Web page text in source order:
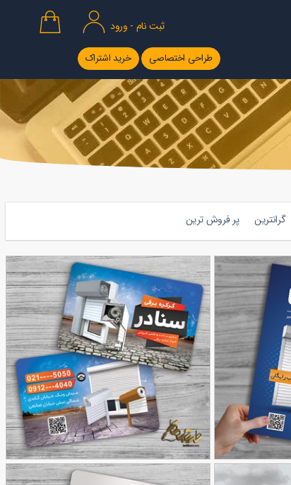
ثبت نام - ورود
طراحی اختصاصی خرید اشتراک
گرانترین پر فروش ترین